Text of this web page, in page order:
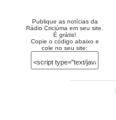
Publique as notícias da
Rádio Criciúma em seu site.
É grátis!
Copie o código abaixo e
cole no seu site: